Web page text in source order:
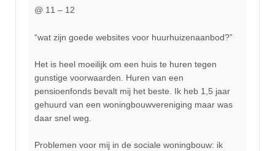
@ 11 – 12
“wat zijn goede websites voor huurhuizenaanbod?”
Het is heel moeilijk om een huis te huren tegen
gunstige voorwaarden. Huren van een
pensioenfonds bevalt mij het beste. Ik heb 1,5 jaar
gehuurd van een woningbouwvereniging maar was
daar snel weg.
Problemen voor mij in de sociale woningbouw: ik